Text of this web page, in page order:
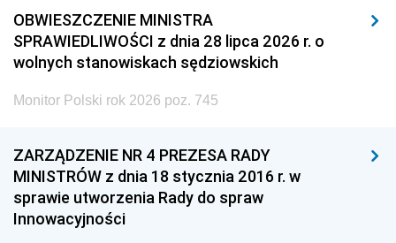
OBWIESZCZENIE MINISTRA
SPRAWIEDLIWOŚCI z dnia 28 lipca 2026 r. o
wolnych stanowiskach sędziowskich
Monitor Polski rok 2026 poz. 745
ZARZĄDZENIE NR 4 PREZESA RADY
MINISTRÓW z dnia 18 stycznia 2016 r. w
sprawie utworzenia Rady do spraw
Innowacyjności